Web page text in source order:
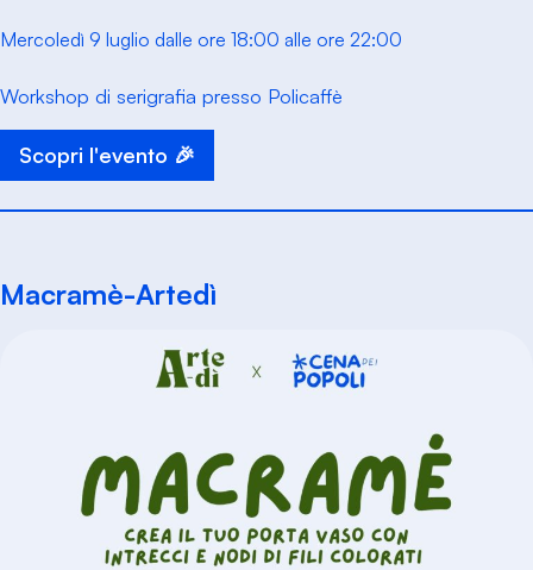
Mercoledì 9 luglio dalle ore 18:00 alle ore 22:00
Workshop di serigrafia presso Policaffè
Scopri l'evento 🎉
Macramè-Artedì